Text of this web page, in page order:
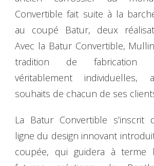
Convertible fait suite à la
au coupé Batur, deux
Avec la Batur Convertible,
tradition de fabrication
véritablement individuelles,
souhaits de chacun de ses
La Batur Convertible s’inscrit
ligne du design innovant
coupée, qui guidera à terme